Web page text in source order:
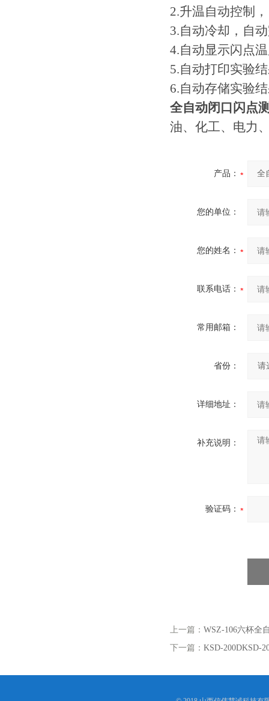
2.升温自动控制
3.自动冷却，自
4.自动显示闪点
5.自动打印实验
6.自动存储实验
全自动闭口闪点
油、化工、电力
产品：
您的单位：
您的姓名：
联系电话：
常用邮箱：
省份：
详细地址：
补充说明：
验证码：
上一篇： WSZ-106六杯全
下一篇： KSD-200DKSD-